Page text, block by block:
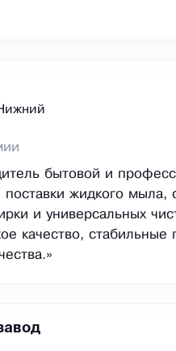
бытовой и
жидкого мыла,
и универсальных
качество, стабильные